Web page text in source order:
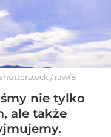
/rawf8
nie tylko
ale także